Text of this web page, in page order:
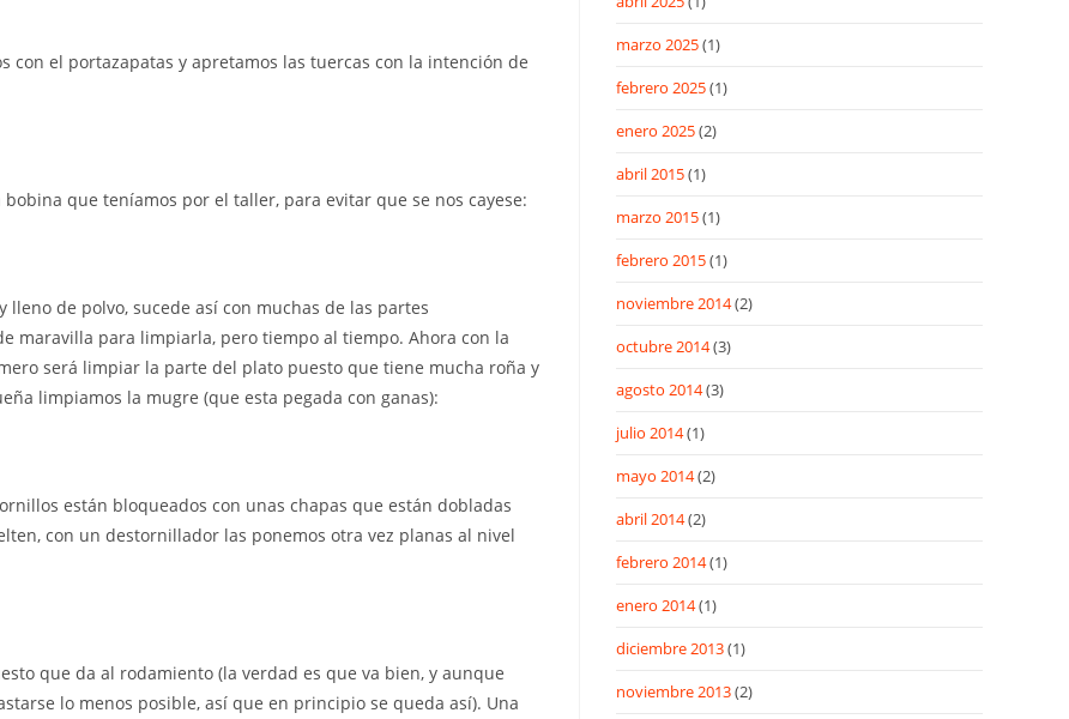
con el portazapatas y apretamos las tuercas con la intención de
que teníamos por el taller, para evitar que se nos cayese:
de polvo, sucede así con muchas de las partes
maravilla para limpiarla, pero tiempo al tiempo. Ahora con la
será limpiar la parte del plato puesto que tiene mucha roña y
limpiamos la mugre (que esta pegada con ganas):
están bloqueados con unas chapas que están dobladas
con un destornillador las ponemos otra vez planas al nivel
que da al rodamiento (la verdad es que va bien, y aunque
lo menos posible, así que en principio se queda así). Una
marzo 2025(1)
febrero 2025(1)
enero 2025(2)
abril 2015(1)
marzo 2015(1)
febrero 2015(1)
noviembre 2014(2)
octubre 2014(3)
agosto 2014(3)
julio 2014(1)
mayo 2014(2)
abril 2014(2)
febrero 2014(1)
enero 2014(1)
diciembre 2013(1)
noviembre 2013(2)